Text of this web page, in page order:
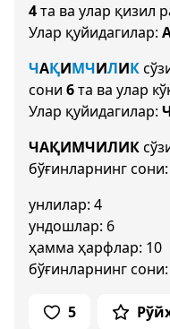
4та ва улар қизил
Улар қуйидагилар:
ЧАҚИМЧИЛИК
сони 6та ва улар
Улар қуйидагилар:
ЧАҚИМЧИЛИК
бўғинларнинг сони:
унлилар: 4
ундошлар: 6
ҳамма ҳарфлар: 10
бўғинларнинг
5